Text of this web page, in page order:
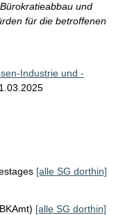
und
für die betroffenen
Industrie und -
[alle SG dorthin]
[alle SG dorthin]